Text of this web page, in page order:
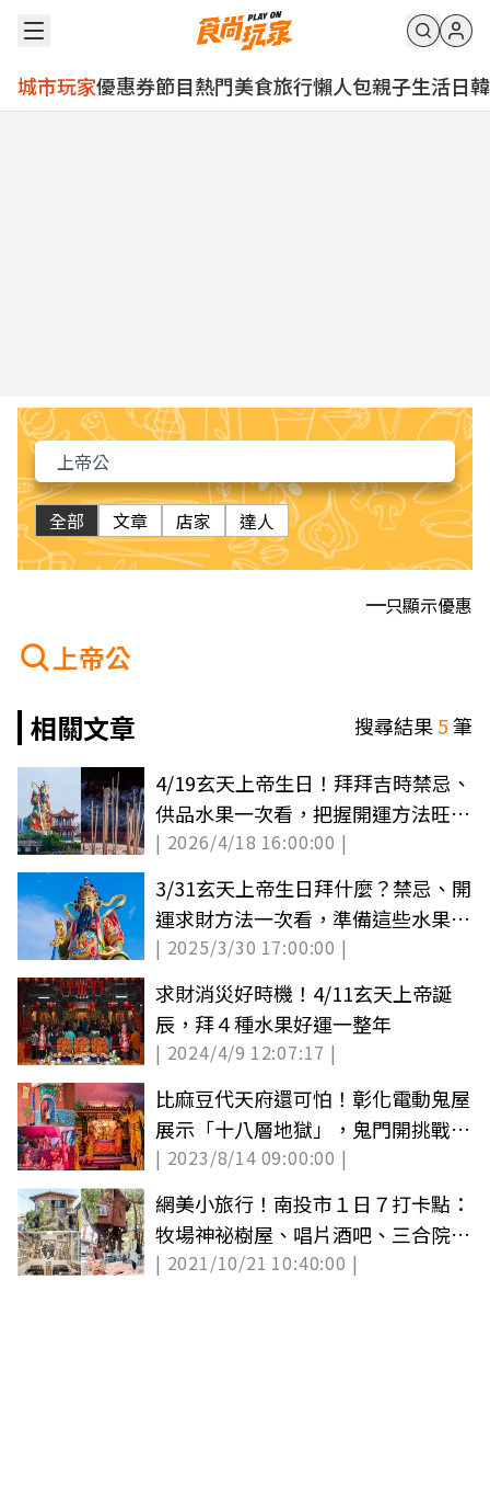
城市玩家優惠券節目熱門美食旅行懶人包親子生活日韓
全部 文章 店家 達人
只顯示優惠
上帝公
相關文章
搜尋結果5筆
4/19玄天上帝生日！拜拜吉時禁忌、
供品水果一次看，把握開運方法旺整
年
| 2026/4/18 16:00:00 |
3/31玄天上帝生日拜什麼？禁忌、開
運求財方法一次看，準備這些水果旺
整年
| 2025/3/30 17:00:00 |
求財消災好時機！4/11玄天上帝誕
辰，拜４種水果好運一整年
| 2024/4/9 12:07:17 |
比麻豆代天府還可怕！彰化電動鬼屋
展示「十八層地獄」，鬼門開挑戰膽
量極限
| 2023/8/14 09:00:00 |
網美小旅行！南投市１日７打卡點：
牧場神祕樹屋、唱片酒吧、三合院咖
啡廳
| 2021/10/21 10:40:00 |